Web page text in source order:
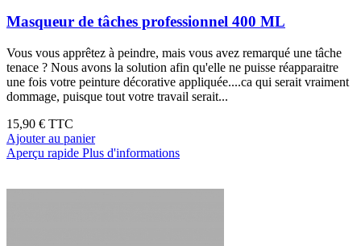
Masqueur de tâches professionnel 400 ML
Vous vous apprêtez à peindre, mais vous avez remarqué une tâche
tenace ? Nous avons la solution afin qu'elle ne puisse réapparaitre
une fois votre peinture décorative appliquée....ca qui serait vraiment
dommage, puisque tout votre travail serait...
15,90 € TTC
Ajouter au panier
Aperçu rapide Plus d'informations